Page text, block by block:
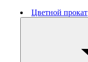
Цветной прокат